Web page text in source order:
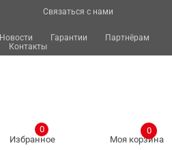
Связаться с нами
Новости Гарантии
Партнёрам
Контакты
Избранное
0
Моя корзина
0